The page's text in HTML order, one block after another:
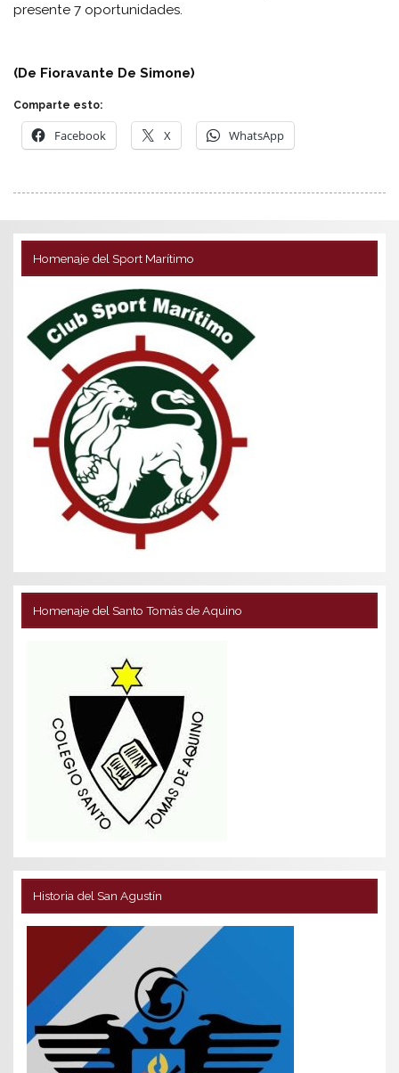
presente 7 oportunidades.
(De Fioravante De Simone)
Comparte esto:
Facebook X WhatsApp
Homenaje del Sport Marítimo
Homenaje del Santo Tomás de Aquino
Historia del San Agustín